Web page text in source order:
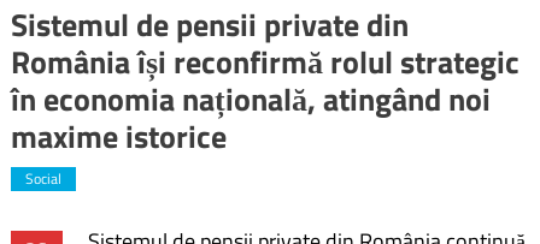
Sistemul de pensii private din
România își reconfirmă rolul strategic
în economia națională, atingând noi
maxime istorice
Social